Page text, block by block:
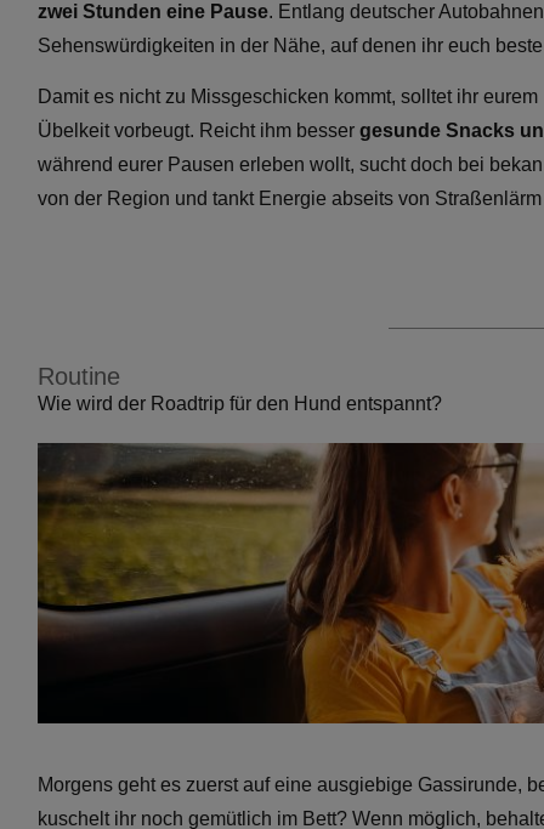
zwei Stunden eine Pause. Entlang deutscher
Sehenswürdigkeiten in der Nähe, auf denen ihr euch
Damit es nicht zu Missgeschicken kommt, solltet ihr
Übelkeit vorbeugt. Reicht ihm besser gesunde Snacks
während eurer Pausen erleben wollt, sucht doch bei
von der Region und tankt Energie abseits von
Routine
Wie wird der Roadtrip für den Hund entspannt?
Morgens geht es zuerst auf eine ausgiebige Gassirunde,
kuschelt ihr noch gemütlich im Bett? Wenn möglich,